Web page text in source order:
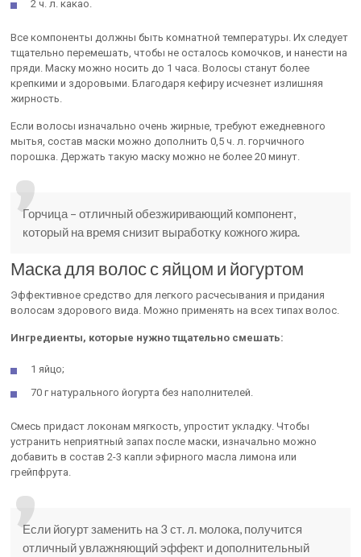
2 ч. л. какао.
Все компоненты должны быть комнатной температуры. Их следует
тщательно перемешать, чтобы не осталось комочков, и нанести на
пряди. Маску можно носить до 1 часа. Волосы станут более
крепкими и здоровыми. Благодаря кефиру исчезнет излишняя
жирность.
Если волосы изначально очень жирные, требуют ежедневного
мытья, состав маски можно дополнить 0,5 ч. л. горчичного
порошка. Держать такую маску можно не более 20 минут.
Горчица – отличный обезжиривающий компонент,
который на время снизит выработку кожного жира.
Маска для волос с яйцом и йогуртом
Эффективное средство для легкого расчесывания и придания
волосам здорового вида. Можно применять на всех типах волос.
Ингредиенты, которые нужно тщательно смешать:
1 яйцо;
70 г натурального йогурта без наполнителей.
Смесь придаст локонам мягкость, упростит укладку. Чтобы
устранить неприятный запах после маски, изначально можно
добавить в состав 2-3 капли эфирного масла лимона или
грейпфрута.
Если йогурт заменить на 3 ст. л. молока, получится
отличный увлажняющий эффект и дополнительный